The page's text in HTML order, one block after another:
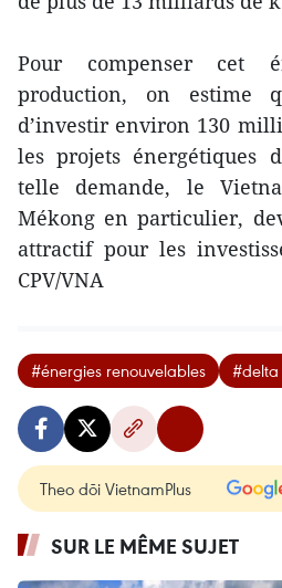
Pour compenser cet
production, on estime
d’investir environ 130
les projets énergétiques
telle demande, le
Mékong en particulier,
attractif pour les
CPV/VNA
#énergies renouvelables #delta
Theo dõi VietnamPlus
SUR LE MÊME SUJET